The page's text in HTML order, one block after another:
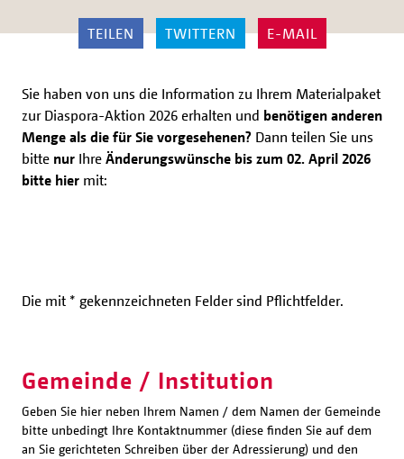
TEILEN TWITTERN E-MAIL
Sie haben von uns die Information zu Ihrem Materialpaket
zur Diaspora-Aktion 2026 erhalten und benötigen anderen
Menge als die für Sie vorgesehenen? Dann teilen Sie uns
bitte nur Ihre Änderungswünsche bis zum 02. April 2026
bitte hier mit:
Die mit * gekennzeichneten Felder sind Pflichtfelder.
Gemeinde / Institution
Geben Sie hier neben Ihrem Namen / dem Namen der Gemeinde
bitte unbedingt Ihre Kontaktnummer (diese finden Sie auf dem
an Sie gerichteten Schreiben über der Adressierung) und den